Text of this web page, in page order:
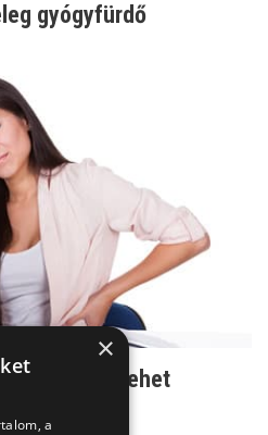
gyógyfürdő
is lehet
×
a